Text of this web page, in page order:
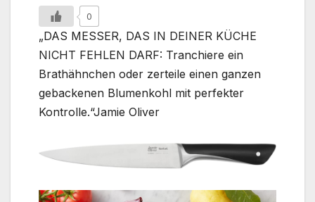
0
„DAS MESSER, DAS IN DEINER KÜCHE
NICHT FEHLEN DARF: Tranchiere ein
Brathähnchen oder zerteile einen ganzen
gebackenen Blumenkohl mit perfekter
Kontrolle.“Jamie Oliver